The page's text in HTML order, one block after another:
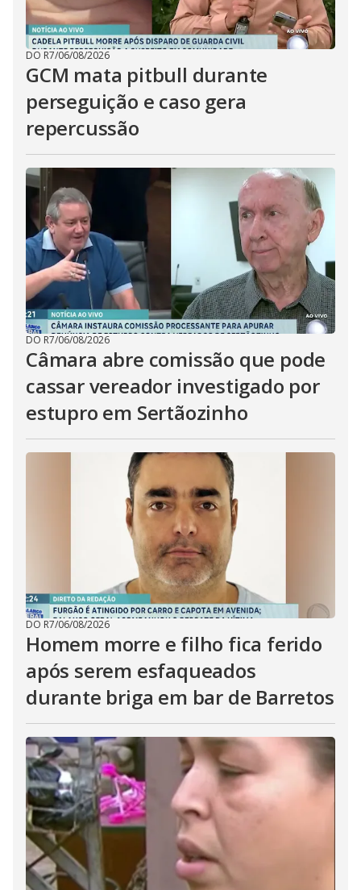
DO R7/06/08/2026
GCM mata pitbull durante
perseguição e caso gera
repercussão
DO R7/06/08/2026
Câmara abre comissão que pode
cassar vereador investigado por
estupro em Sertãozinho
DO R7/06/08/2026
Homem morre e filho fica ferido
após serem esfaqueados
durante briga em bar de Barretos